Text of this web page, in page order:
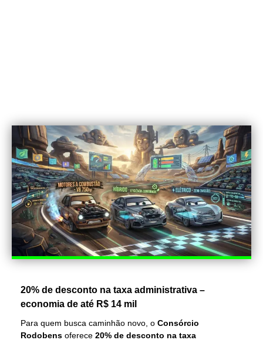
20% de desconto na taxa administrativa –
economia de até R$ 14 mil
Para quem busca caminhão novo, o Consórcio
Rodobens oferece 20% de desconto na taxa